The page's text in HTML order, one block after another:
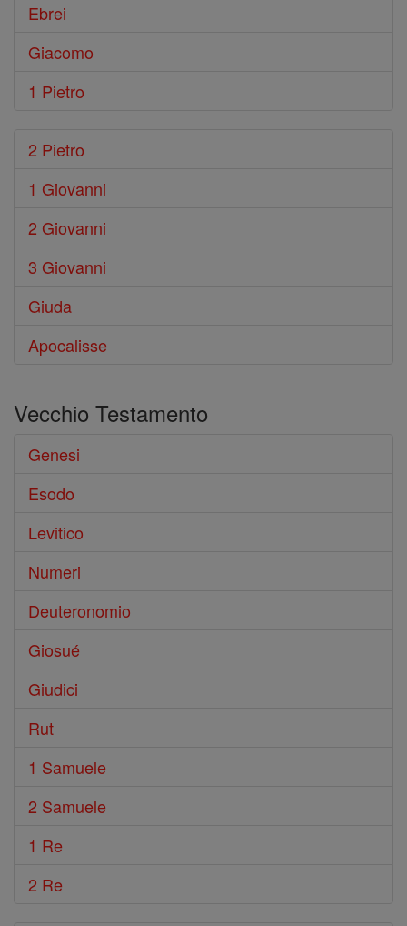
Ebrei
Giacomo
1 Pietro
2 Pietro
1 Giovanni
2 Giovanni
3 Giovanni
Giuda
Apocalisse
Vecchio Testamento
Genesi
Esodo
Levitico
Numeri
Deuteronomio
Giosué
Giudici
Rut
1 Samuele
2 Samuele
1 Re
2 Re